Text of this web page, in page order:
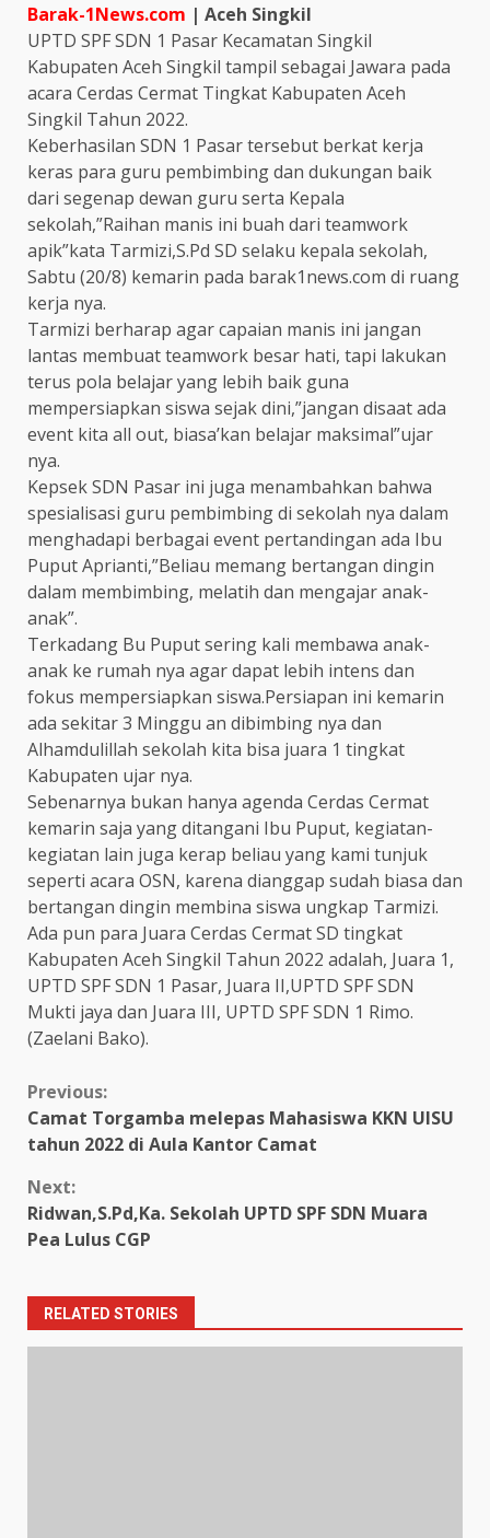
Barak-1News.com | Aceh Singkil
UPTD SPF SDN 1 Pasar Kecamatan Singkil
Kabupaten Aceh Singkil tampil sebagai Jawara pada
acara Cerdas Cermat Tingkat Kabupaten Aceh
Singkil Tahun 2022.
Keberhasilan SDN 1 Pasar tersebut berkat kerja
keras para guru pembimbing dan dukungan baik
dari segenap dewan guru serta Kepala
sekolah,”Raihan manis ini buah dari teamwork
apik”kata Tarmizi,S.Pd SD selaku kepala sekolah,
Sabtu (20/8) kemarin pada barak1news.com di ruang
kerja nya.
Tarmizi berharap agar capaian manis ini jangan
lantas membuat teamwork besar hati, tapi lakukan
terus pola belajar yang lebih baik guna
mempersiapkan siswa sejak dini,”jangan disaat ada
event kita all out, biasa’kan belajar maksimal”ujar
nya.
Kepsek SDN Pasar ini juga menambahkan bahwa
spesialisasi guru pembimbing di sekolah nya dalam
menghadapi berbagai event pertandingan ada Ibu
Puput Aprianti,”Beliau memang bertangan dingin
dalam membimbing, melatih dan mengajar anak-
anak”.
Terkadang Bu Puput sering kali membawa anak-
anak ke rumah nya agar dapat lebih intens dan
fokus mempersiapkan siswa.Persiapan ini kemarin
ada sekitar 3 Minggu an dibimbing nya dan
Alhamdulillah sekolah kita bisa juara 1 tingkat
Kabupaten ujar nya.
Sebenarnya bukan hanya agenda Cerdas Cermat
kemarin saja yang ditangani Ibu Puput, kegiatan-
kegiatan lain juga kerap beliau yang kami tunjuk
seperti acara OSN, karena dianggap sudah biasa dan
bertangan dingin membina siswa ungkap Tarmizi.
Ada pun para Juara Cerdas Cermat SD tingkat
Kabupaten Aceh Singkil Tahun 2022 adalah, Juara 1,
UPTD SPF SDN 1 Pasar, Juara II,UPTD SPF SDN
Mukti jaya dan Juara III, UPTD SPF SDN 1 Rimo.
(Zaelani Bako).
Continue
Reading
Previous:
Camat Torgamba melepas Mahasiswa KKN UISU
tahun 2022 di Aula Kantor Camat
Next:
Ridwan,S.Pd,Ka. Sekolah UPTD SPF SDN Muara
Pea Lulus CGP
RELATED STORIES